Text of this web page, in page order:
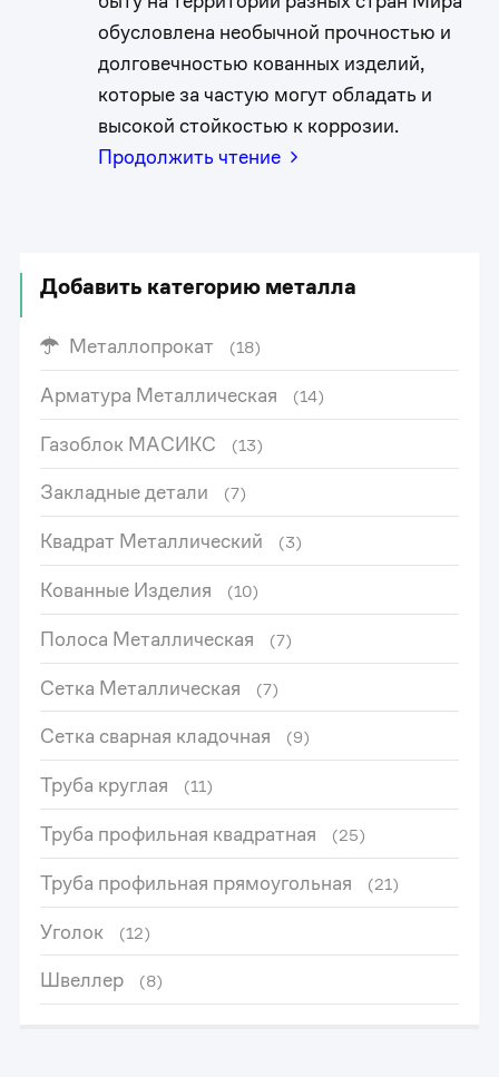
обусловлена необычной прочностью и
долговечностью кованных изделий,
которые за частую могут обладать и
высокой стойкостью к коррозии.
Продолжить чтение
Добавить категорию металла
Металлопрокат (18)
Арматура Металлическая (14)
Газоблок МАСИКС (13)
Закладные детали (7)
Квадрат Металлический (3)
Кованные Изделия (10)
Полоса Металлическая (7)
Сетка Металлическая (7)
Сетка сварная кладочная (9)
Труба круглая (11)
Труба профильная квадратная (25)
Труба профильная прямоугольная (21)
Уголок (12)
Швеллер (8)